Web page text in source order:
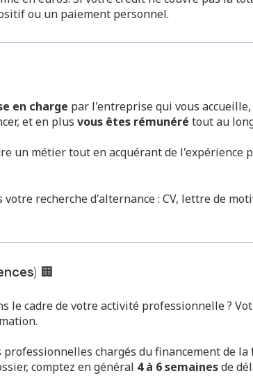
ou un paiement personnel.
en charge par l'entreprise qui vous
et en plus vous êtes rémunéré tout au
un métier tout en acquérant de l'expérience
votre recherche d'alternance : CV, lettre de
🏢
le cadre de votre activité professionnelle ?
chargés du financement de
comptez en général 4 à 6 semainesde